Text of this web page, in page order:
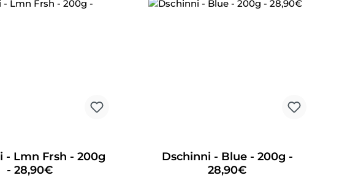
- Lmn Frsh - 200g
- 28,90€
Dschinni - Blue - 200g -
28,90€